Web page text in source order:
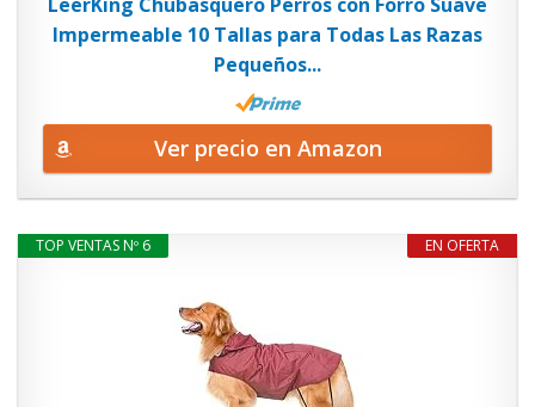
Impermeable 10 Tallas para Todas Las Razas
Pequeños...
Ver precio en Amazon
EN OFERTA
TOP VENTAS Nº 6